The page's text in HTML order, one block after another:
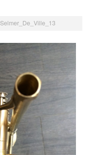
Selmer_De_Ville_13